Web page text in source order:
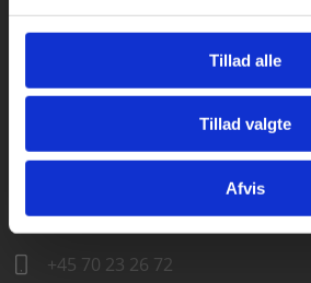
Tillad alle
Tillad valgte
Afvis
Alle hverdage kl. 10.00-15.00
Alle hverdage 8.00-15.00
+45 70 23 26 72
Gå til praxisOnline